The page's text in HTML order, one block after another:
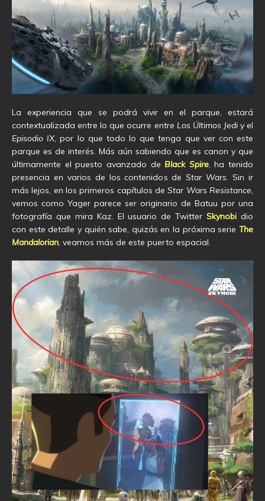
La experiencia que se podrá vivir en el parque, estará
contextualizada entre lo que ocurre entre Los Últimos Jediy el
Episodio IX, por lo que todo lo que tenga que ver con este
parque es de interés. Más aún sabiendo que es canon y que
últimamente el puesto avanzado de Black Spire, ha tenido
presencia en varios de los contenidos deStar Wars. Sin ir
más lejos, en los primeros capítulos deStar Wars Resistance,
vemos como Yager parece ser originario de Batuu por una
fotografía que mira Kaz. El usuario de TwitterSkynobi dio
con este detalle y quién sabe, quizás en la próxima serie The
Mandalorian, veamos más de este puerto espacial.